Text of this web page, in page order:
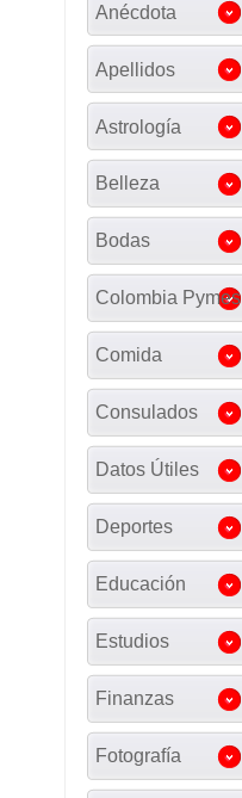
Anécdota
Apellidos
Astrología
Belleza
Bodas
Colombia Pymes
Comida
Consulados
Datos Útiles
Deportes
Educación
Estudios
Finanzas
Fotografía